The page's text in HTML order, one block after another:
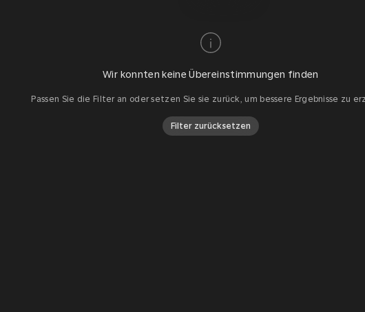
Wir konnten keine Übereinstimmungen finden
Passen Sie die Filter an oder setzen Sie sie zurück, um bessere Ergebnisse zu
Filter zurücksetzen